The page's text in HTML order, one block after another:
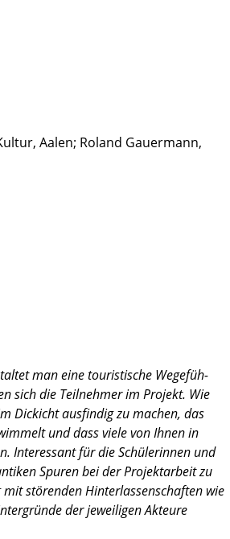
Aalen; Roland Gauer­mann,
man eine touris­ti­sche Wegefüh­
sich die Teilneh­mer im Projekt. Wie
Dickicht ausfin­dig zu machen, das
und dass viele von Ihnen in
Inter­es­sant für die Schüle­rin­nen und
Spuren bei der Projekt­ar­beit zu
stören­den Hinter­las­sen­schaf­ten wie
der jewei­li­gen Akteure